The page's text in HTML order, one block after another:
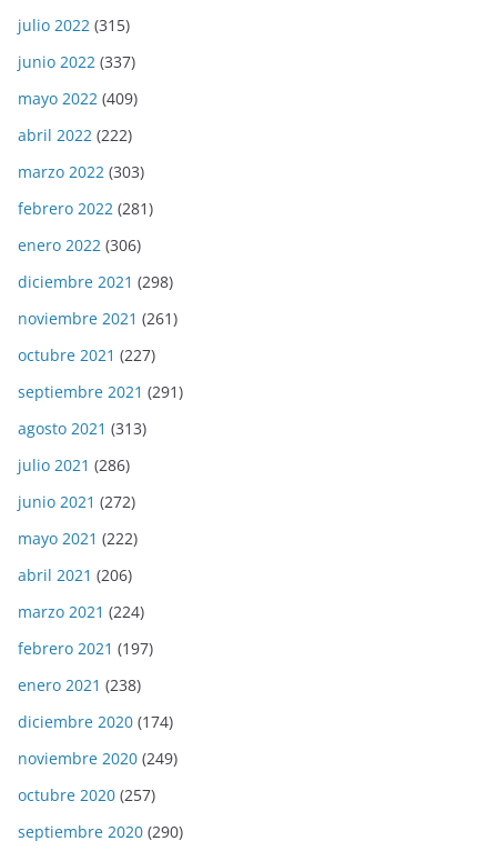
julio 2022 (315)
junio 2022 (337)
mayo 2022 (409)
abril 2022 (222)
marzo 2022 (303)
febrero 2022 (281)
enero 2022 (306)
diciembre 2021 (298)
noviembre 2021 (261)
octubre 2021 (227)
septiembre 2021 (291)
agosto 2021 (313)
julio 2021 (286)
junio 2021 (272)
mayo 2021 (222)
abril 2021 (206)
marzo 2021 (224)
febrero 2021 (197)
enero 2021 (238)
diciembre 2020 (174)
noviembre 2020 (249)
octubre 2020 (257)
septiembre 2020 (290)